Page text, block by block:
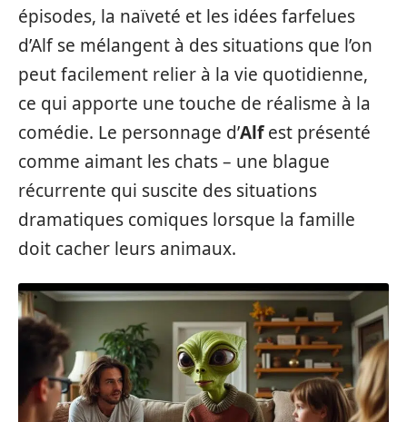
épisodes, la naïveté et les idées farfelues
d’Alf se mélangent à des situations que l’on
peut facilement relier à la vie quotidienne,
ce qui apporte une touche de réalisme à la
comédie. Le personnage d’Alfest présenté
comme aimant les chats – une blague
récurrente qui suscite des situations
dramatiques comiques lorsque la famille
doit cacher leurs animaux.